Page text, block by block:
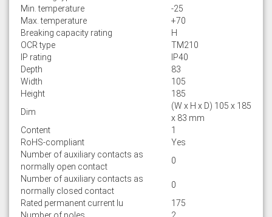
Min. temperature
-25
Max. temperature
+70
Breaking capacity rating
H
OCR type
TM210
IP rating
IP40
Depth
83
Width
105
Height
185
Dim
(W x H x D) 105 x 185
x 83 mm
Content
1
RoHS-compliant
Yes
Number of auxiliary contacts as
normally open contact
0
Number of auxiliary contacts as
normally closed contact
0
Rated permanent current Iu
175